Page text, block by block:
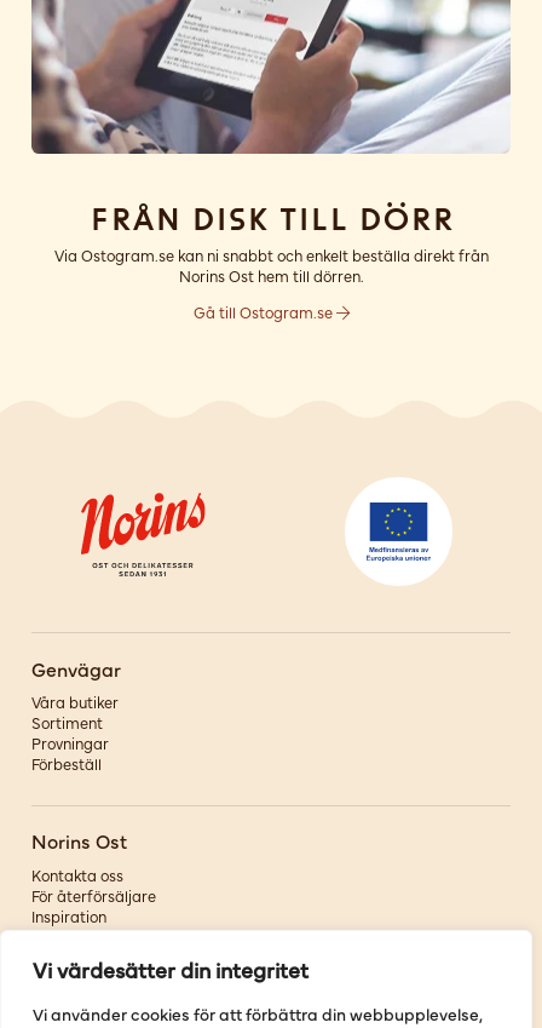
Vi värdesätter din integritet
Vi använder cookies för att förbättra din webbupplevelse,
Från disk till dörr
Via Ostogram.se kan ni snabbt och enkelt beställa direkt från
Norins Ost hem till dörren.
Gå till Ostogram.se
Genvägar
Våra butiker
Sortiment
Provningar
Förbeställ
Norins Ost
Kontakta oss
För återförsäljare
Inspiration
Om oss
Följ oss